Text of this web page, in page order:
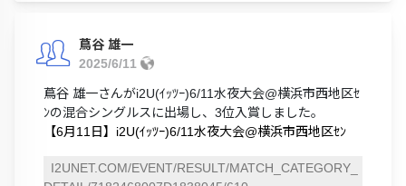
蔦谷 雄一
2025/6/11
蔦谷 雄一さんがi2U(ｲｯﾂｰ)6/11水夜大会@横浜市西地区ｾ
ﾝの混合シングルスに出場し、3位入賞しました。
【6月11日】i2U(ｲｯﾂｰ)6/11水夜大会@横浜市西地区ｾﾝ
I2UNET.COM/EVENT/RESULT/MATCH_CATEGORY_